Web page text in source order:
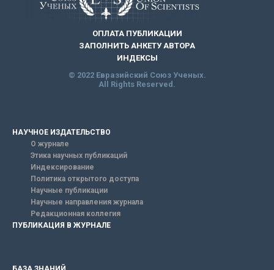
ОПЛАТА ПУБЛИКАЦИИ
ЗАПОЛНИТЬ АНКЕТУ АВТОРА
ИНДЕКСЫ
© 2022 Евразийский Союз Ученых.
All Rights Reserved.
НАУЧНОЕ ИЗДАТЕЛЬСТВО
О журнале
Этика научных публикаций
Индексирование
Политика открытого доступа
Научные публикации
Научные направления журнала
Редакционная коллегия
ПУБЛИКАЦИЯ В ЖУРНАЛЕ